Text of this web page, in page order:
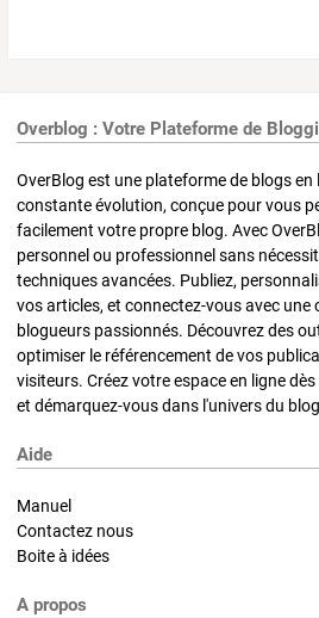
Overblog : Votre Plateforme de
OverBlog est une plateforme de blogs en
constante évolution, conçue pour vous
facilement votre propre blog. Avec
personnel ou professionnel sans
techniques avancées. Publiez,
vos articles, et connectez-vous avec
blogueurs passionnés. Découvrez des
optimiser le référencement de vos
visiteurs. Créez votre espace en ligne
et démarquez-vous dans l'univers du
Aide
Manuel
Contactez nous
Boite à idées
A propos